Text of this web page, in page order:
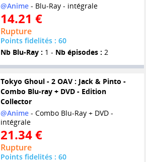
@Anime- Blu-Ray - intégrale
14.21 €
Rupture
Points fidelités : 60
Nb Blu-Ray : 1 - Nb épisodes : 2
Tokyo Ghoul - 2 OAV : Jack & Pinto -
Combo Blu-ray + DVD - Edition
Collector
@Anime- Combo Blu-Ray + DVD -
intégrale
21.34 €
Rupture
Points fidelités : 60